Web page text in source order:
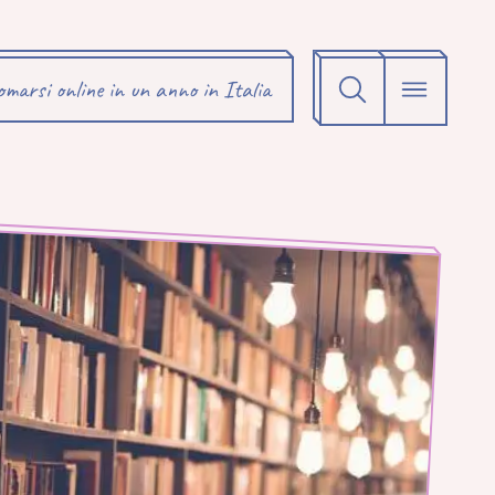
online in un anno in Italia